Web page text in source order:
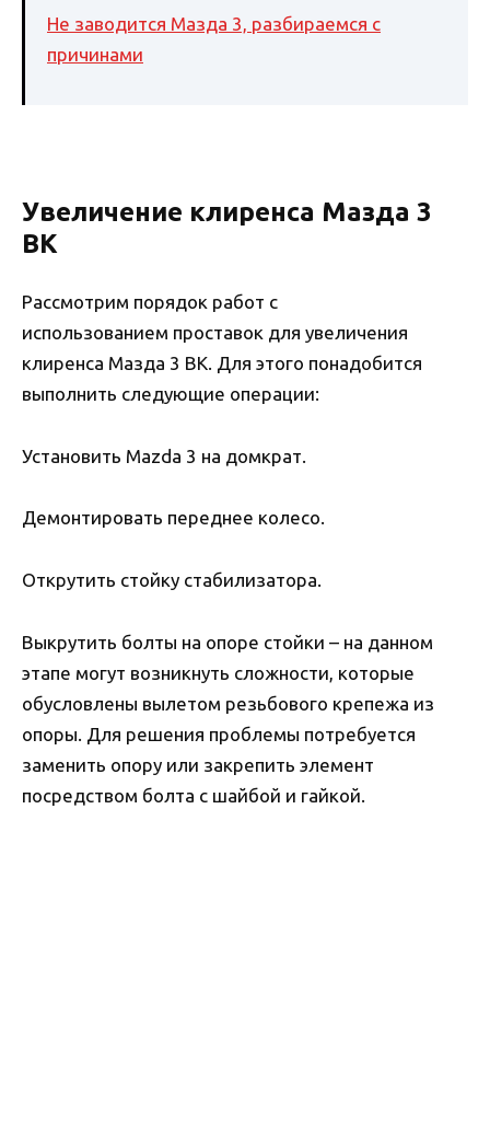
Не заводится Мазда 3, разбираемся с
причинами
Увеличение клиренса Мазда 3
BK
Рассмотрим порядок работ с
использованием проставок для увеличения
клиренса Мазда 3 BK. Для этого понадобится
выполнить следующие операции:
Установить Mazda 3 на домкрат.
Демонтировать переднее колесо.
Открутить стойку стабилизатора.
Выкрутить болты на опоре стойки – на данном
этапе могут возникнуть сложности, которые
обусловлены вылетом резьбового крепежа из
опоры. Для решения проблемы потребуется
заменить опору или закрепить элемент
посредством болта с шайбой и гайкой.